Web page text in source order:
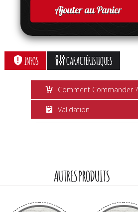
Ajouter au Panier
INFOS CARACTÉRISTIQUES
Comment Commander ?
Ajouter au
Validation
commande.
AUTRES PRODUITS